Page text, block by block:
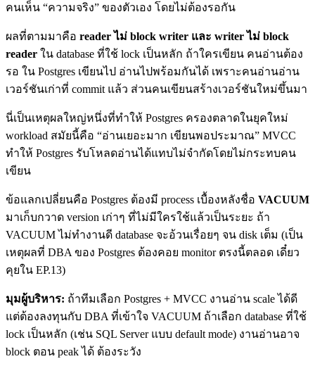
คนเห็น “ความจริง” ของตัวเอง โดยไม่ต้องรอกัน
ผลที่ตามมาคือ reader ไม่ block writer และ writer ไม่ block
reader ใน database ที่ใช้ lock เป็นหลัก ถ้าใครเขียน คนอ่านต้อง
รอ ใน Postgres เขียนไป อ่านไปพร้อมกันได้ เพราะคนอ่านอ่าน
เวอร์ชันเก่าที่ commit แล้ว ส่วนคนเขียนสร้างเวอร์ชันใหม่ขึ้นมา
นี่เป็นเหตุผลใหญ่หนึ่งที่ทำให้ Postgres ครองตลาดในยุคใหม่
workload สมัยนี้คือ “อ่านเยอะมาก เขียนพอประมาณ” MVCC
ทำให้ Postgres รับโหลดอ่านได้แทบไม่จำกัดโดยไม่กระทบคน
เขียน
ข้อแลกเปลี่ยนคือ Postgres ต้องมี process เบื้องหลังชื่อ VACUUM
มาเก็บกวาด version เก่าๆ ที่ไม่มีใครใช้แล้วเป็นระยะ ถ้า
VACUUM ไม่ทำงานดี database จะอ้วนเรื่อยๆ จน disk เต็ม (เป็น
เหตุผลที่ DBA ของ Postgres ต้องคอย monitor ตรงนี้ตลอด เดี๋ยว
คุยใน EP.13)
มุมผู้บริหาร: ถ้าทีมเลือก Postgres + MVCC งานอ่าน scale ได้ดี
แต่ต้องลงทุนกับ DBA ที่เข้าใจ VACUUM ถ้าเลือก database ที่ใช้
lock เป็นหลัก (เช่น SQL Server แบบ default mode) งานอ่านอาจ
block ตอน peak ได้ ต้องระวัง